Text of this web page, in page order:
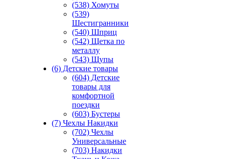
(538) Хомуты
(539)
Шестигранники
(540) Шприц
(542) Щетка по
металлу
(543) Щупы
(6) Детские товары
(604) Детские
товары для
комфортной
поездки
(603) Бустеры
(7) Чехлы Накидки
(702) Чехлы
Универсальные
(703) Накидки